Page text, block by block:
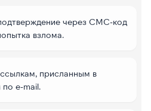
через СМС-код
взлома.
присланным в
e-mail.